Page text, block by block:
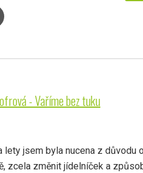
- Vaříme bez tuku
lety jsem byla nucena z důvodu
zcela změnit jídelníček a